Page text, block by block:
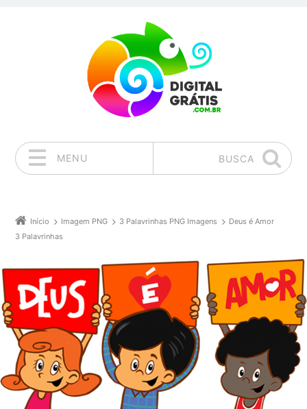
MENU BUSCA
Início Imagem PNG 3 Palavrinhas PNG Imagens
Deus é Amor
3 Palavrinhas